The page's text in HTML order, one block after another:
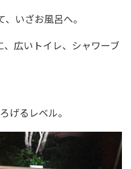
いざお風呂へ。
、広いトイレ、シャワーブ
げるレベル。